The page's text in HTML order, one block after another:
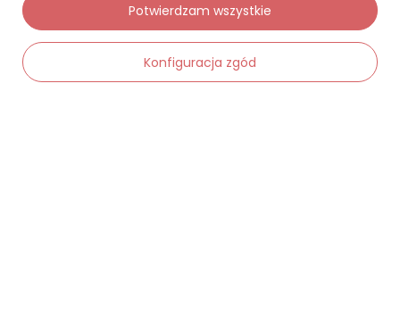
Moje zamówienia
Status zamówienia
Konfiguracja zgód
Potwierdzam wszystkie